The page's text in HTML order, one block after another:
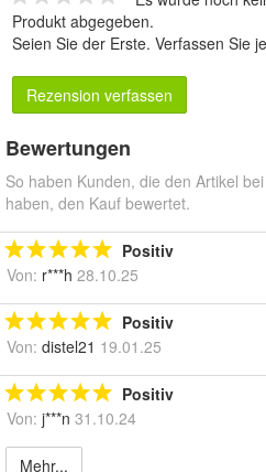
Produkt abgegeben.
Seien Sie der Erste. Verfassen Sie
Rezension verfassen
Bewertungen
So haben Kunden, die den Artikel
haben, den Kauf bewertet.
Positiv
Von: r***h 28.10.25
Positiv
Von: distel21 19.01.25
Positiv
Von: j***n 31.10.24
Mehr...